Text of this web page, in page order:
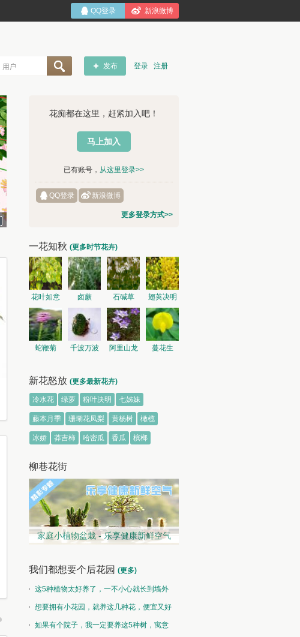
发布 登录 注册
花痴都在这里，赶紧加入吧！
马上加入
已有账号， 从这里登录>>
QQ登录 新浪微博
更多登录方式>>
一花知秋 (更多时节花卉)
花叶如意 卤蕨 石碱草 翅荚决明
蛇鞭菊 千波万波
阿里山龙
蔓花生
新花怒放 (更多最新花卉)
冷水花 绿萝 粉叶决明 七姊妹
藤本月季 珊瑚花凤梨 黄杨树 橄榄
冰娇 莽吉柿 哈密瓜 香瓜 槟榔
柳巷花街
家庭小植物盆栽 - 乐享健康新鲜空气
我们都想要个后花园 (更多)
这5种植物太好养了，一不小心就长到墙外
了~想要拥有小花园，就养这几种花，便宜又好
养！如果有个院子，我一定要养这5种树，寓意
QQ登录 新浪微博